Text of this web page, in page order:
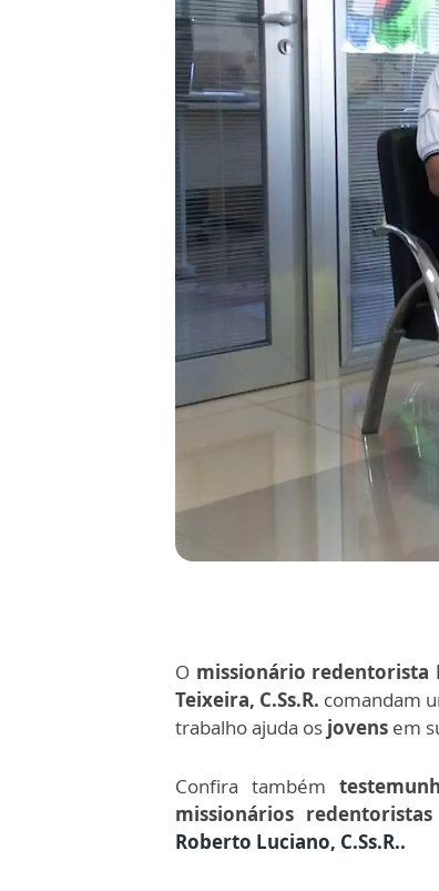
O missionário redentorista
Teixeira, C.Ss.R. comandam
trabalho ajuda os jovens em
Confira também
missionários
Roberto Luciano, C.Ss.R..